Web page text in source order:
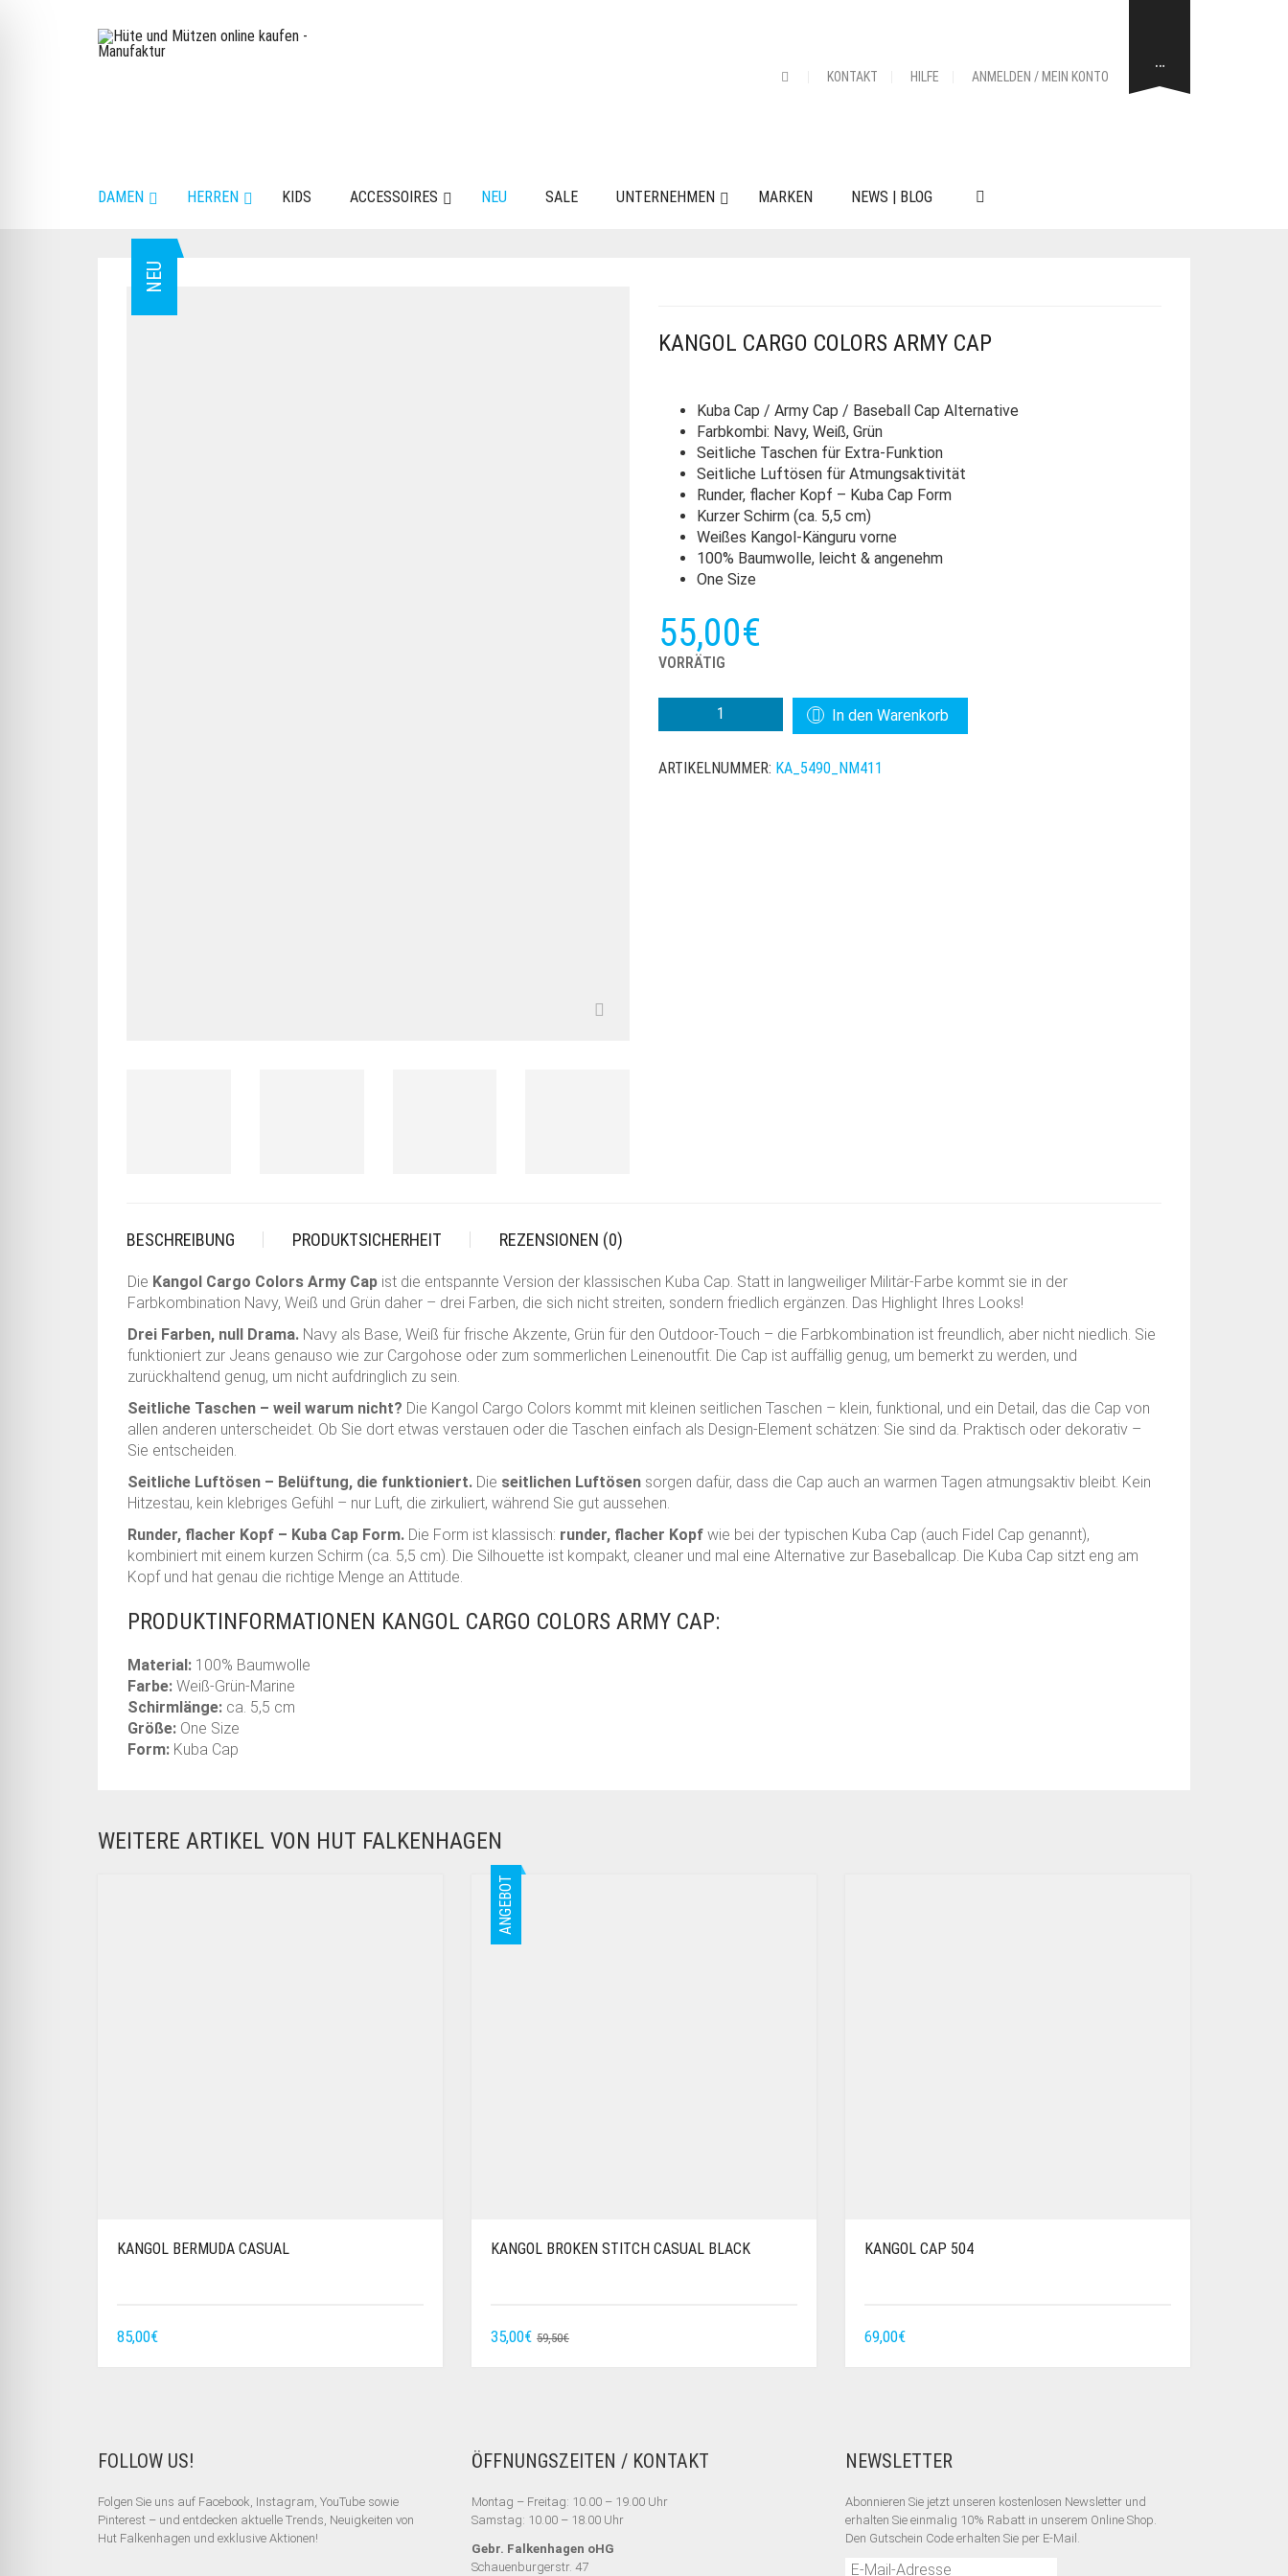
KONTAKT HILFE ANMELDEN / MEIN KONTO
…
DAMEN HERREN KIDS ACCESSOIRES NEU SALE UNTERNEHMEN MARKEN NEWS | BLOG
NEU
KANGOL CARGO COLORS ARMY CAP
Kuba Cap / Army Cap / Baseball Cap Alternative
Farbkombi: Navy, Weiß, Grün
Seitliche Taschen für Extra-Funktion
Seitliche Luftösen für Atmungsaktivität
Runder, flacher Kopf – Kuba Cap Form
Kurzer Schirm (ca. 5,5 cm)
Weißes Kangol-Känguru vorne
100% Baumwolle, leicht & angenehm
One Size
55,00€
VORRÄTIG
CARGO
ARMY
In den Warenkorb
ARTIKELNUMMER: KA_5490_NM411
BESCHREIBUNG PRODUKTSICHERHEIT REZENSIONEN (0)
Die Kangol Cargo Colors Army Cap ist die entspannte Version der klassischen Kuba Cap. Statt in langweiliger Militär-Farbe kommt sie in der
Farbkombination Navy, Weiß und Grün daher – drei Farben, die sich nicht streiten, sondern friedlich ergänzen. Das Highlight Ihres Looks!
Drei Farben, null Drama. Navy als Base, Weiß für frische Akzente, Grün für den Outdoor-Touch – die Farbkombination ist freundlich, aber nicht niedlich. Sie
funktioniert zur Jeans genauso wie zur Cargohose oder zum sommerlichen Leinenoutfit. Die Cap ist auffällig genug, um bemerkt zu werden, und
zurückhaltend genug, um nicht aufdringlich zu sein.
Seitliche Taschen – weil warum nicht? Die Kangol Cargo Colors kommt mit kleinen seitlichen Taschen – klein, funktional, und ein Detail, das die Cap von
allen anderen unterscheidet. Ob Sie dort etwas verstauen oder die Taschen einfach als Design-Element schätzen: Sie sind da. Praktisch oder dekorativ –
Sie entscheiden.
Seitliche Luftösen – Belüftung, die funktioniert. Die seitlichen Luftösen sorgen dafür, dass die Cap auch an warmen Tagen atmungsaktiv bleibt. Kein
Hitzestau, kein klebriges Gefühl – nur Luft, die zirkuliert, während Sie gut aussehen.
Runder, flacher Kopf – Kuba Cap Form. Die Form ist klassisch: runder, flacher Kopf wie bei der typischen Kuba Cap (auch Fidel Cap genannt),
kombiniert mit einem kurzen Schirm (ca. 5,5 cm). Die Silhouette ist kompakt, cleaner und mal eine Alternative zur Baseballcap. Die Kuba Cap sitzt eng am
Kopf und hat genau die richtige Menge an Attitude.
PRODUKTINFORMATIONEN KANGOL CARGO COLORS ARMY CAP:
Material: 100% Baumwolle
Farbe: Weiß-Grün-Marine
Schirmlänge: ca. 5,5 cm
Größe: One Size
Form: Kuba Cap
WEITERE ARTIKEL VON HUT FALKENHAGEN
KANGOL BERMUDA CASUAL
85,00€
ANGEBOT
KANGOL BROKEN STITCH CASUAL BLACK
59,50€URSPRÜNGLICHER
35,00€
AKTUELLER
KANGOL CAP 504
69,00€
FOLLOW US!
Folgen Sie uns auf Facebook, Instagram, YouTube sowie
Pinterest – und entdecken aktuelle Trends, Neuigkeiten von
Hut Falkenhagen und exklusive Aktionen!
ÖFFNUNGSZEITEN / KONTAKT
Montag – Freitag: 10.00 – 19.00 Uhr
Samstag: 10.00 – 18.00 Uhr
Gebr. Falkenhagen oHG
Schauenburgerstr. 47
NEWSLETTER
Abonnieren Sie jetzt unseren kostenlosen Newsletter und
erhalten Sie einmalig 10% Rabatt in unserem Online Shop.
Den Gutschein Code erhalten Sie per E-Mail.